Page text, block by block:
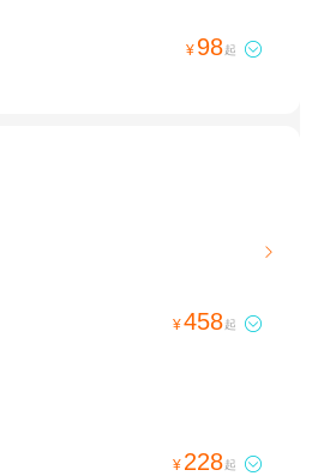
¥ 98起 

¥458起 
¥ 228起 